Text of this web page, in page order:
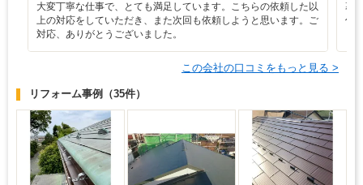
大変丁寧な仕事で、とても満足しています。こちらの依頼した以
上の対応をしていただき、また次回も依頼しようと思います。ご
対応、ありがとうございました。
幕
併
この会社の口コミをもっと見る >
リフォーム事例 （35件）